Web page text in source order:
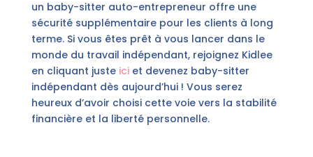
un baby-sitter auto-entrepreneur offre une
sécurité supplémentaire pour les clients à long
terme. Si vous êtes prêt à vous lancer dans le
monde du travail indépendant, rejoignez Kidlee
en cliquant juste iciet devenez baby-sitter
indépendant dès aujourd’hui ! Vous serez
heureux d’avoir choisi cette voie vers la stabilité
financière et la liberté personnelle.